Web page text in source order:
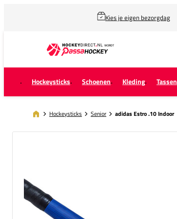
Kies je eigen bezorgdag
Hockeysticks Schoenen Kleding Tassen
Hockeysticks Senior adidas Estro .10 Indoor